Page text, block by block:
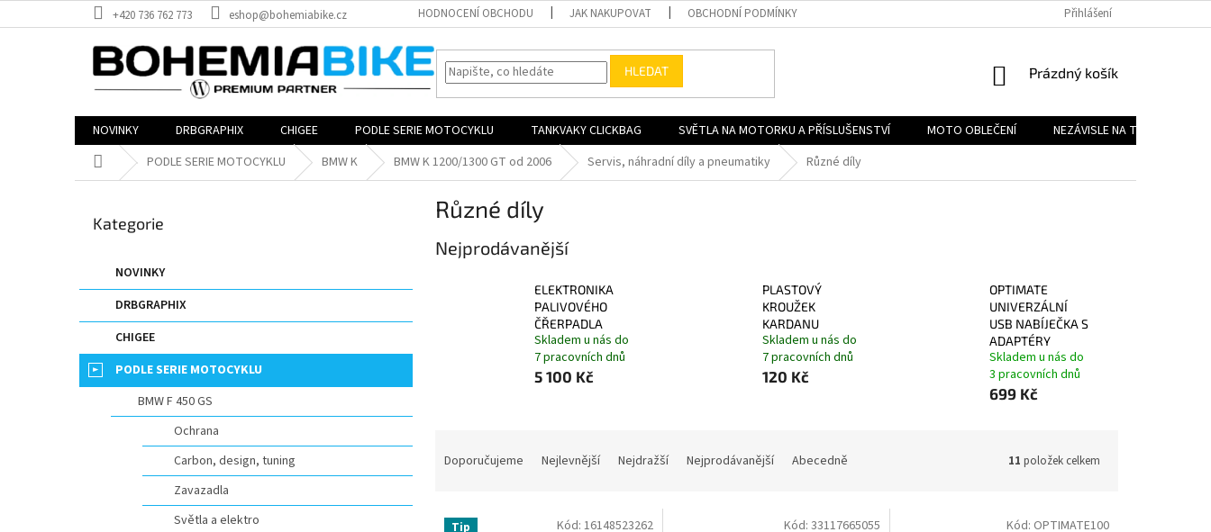
na
+420 736 762 773 eshop@bohemiabike.cz HODNOCENÍ OBCHODU JAK NAKUPOVAT OBCHODNÍ PODMÍNKY REKLAMAČNÍ ŘÁD
Přihlášení
HLEDAT
NÁKUPNÍ
Prázdný košík
NOVINKY DRBGRAPHIX CHIGEE PODLE SERIE MOTOCYKLU TANKVAKY CLICKBAG SVĚTLA NA MOTORKU A PŘÍSLUŠENSTVÍ MOTO OBLEČENÍ
NEZÁVISLE NA TYPU
Domů PODLE SERIE MOTOCYKLU BMW K BMW K 1200/1300 GT od 2006 Servis, náhradní díly a pneumatiky Různé díly
a
n
a
Přeskočit
Kategorie
NOVINKY
DRBGRAPHIX
CHIGEE
PODLE SERIE MOTOCYKLU
BMW F 450 GS
Ochrana
Carbon, design, tuning
Zavazadla
Světla a elektro
Různé díly
Nejprodávanější
ELEKTRONIKA
PALIVOVÉHO
ČŘERPADLA
Skladem u nás do
7 pracovních dnů
5 100 Kč
PLASTOVÝ
KROUŽEK
KARDANU
Skladem u nás do
7 pracovních dnů
120 Kč
OPTIMATE
UNIVERZÁLNÍ
USB NABÍJEČKA S
ADAPTÉRY
Skladem u nás do
3 pracovních dnů
699 Kč
n
Doporučujeme Nejlevnější Nejdražší Nejprodávanější Abecedně 11 položek celkem
V Tip Kód: 16148523262 Kód:33117665055 Kód: OPTIMATE100